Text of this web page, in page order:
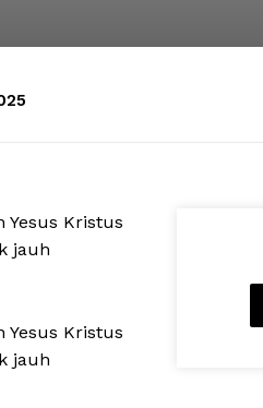
Yesus Kristus
jauh
Yesus Kristus
jauh